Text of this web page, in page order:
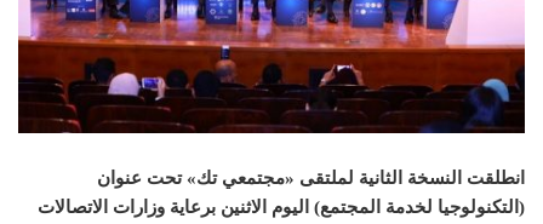
انطلقت النسخة الثانية لملتقى «مجتمعي تك»تحت عنوان
( التكنولوجيا لخدمة المجتمع) اليوم الاثنين برعاية وزارات الاتصالات